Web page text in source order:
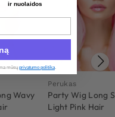
Wavy
Perukas
Party Wig Long
Light Pink Hair
ir nuolaidos
mūsų privatumo politika.​